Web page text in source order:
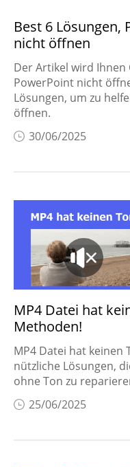
Best 6 Lösungen,
nicht öffnen
Der Artikel wird
PowerPoint nicht
Lösungen, um zu
öffnen.
30/06/2025
MP4 Datei hat
Methoden!
MP4 Datei hat keinen
nützliche Lösungen,
ohne Ton zu
25/06/2025